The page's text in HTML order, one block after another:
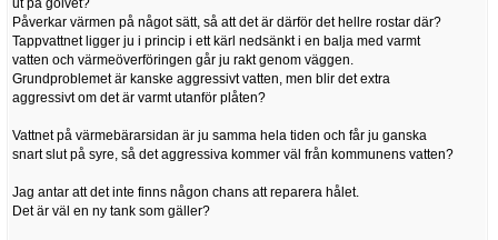
ut på golvet?
Påverkar värmen på något sätt, så att det är därför det hellre rostar där?
Tappvattnet ligger ju i princip i ett kärl nedsänkt i en balja med varmt
vatten och värmeöverföringen går ju rakt genom väggen.
Grundproblemet är kanske aggressivt vatten, men blir det extra
aggressivt om det är varmt utanför plåten?
Vattnet på värmebärarsidan är ju samma hela tiden och får ju ganska
snart slut på syre, så det aggressiva kommer väl från kommunens vatten?
Jag antar att det inte finns någon chans att reparera hålet.
Det är väl en ny tank som gäller?